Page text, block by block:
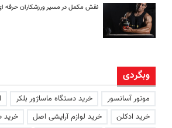
نقش مکمل در مسیر ورزشکاران حرفه
وبگردی
موتور آسانسور خرید دستگاه ماساژور بلکر
خرید ادکلن
خرید لوازم آرایشی اصل
خرید